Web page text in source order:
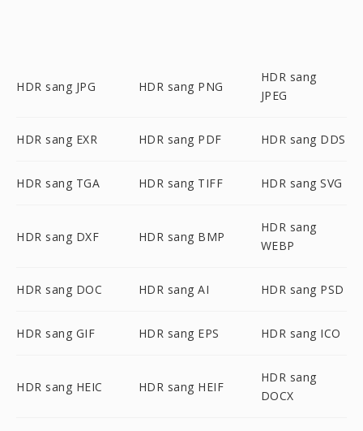
HDR sang JPG HDR sang PNG
HDR sang
JPEG
HDR sang EXR HDR sang PDF HDR sang DDS
HDR sang TGA HDR sang TIFF HDR sang SVG
HDR sang DXF HDR sang BMP
HDR sang
WEBP
HDR sang DOC HDR sang AI HDR sang PSD
HDR sang GIF HDR sang EPS HDR sang ICO
HDR sang HEIC HDR sang HEIF
HDR sang
DOCX